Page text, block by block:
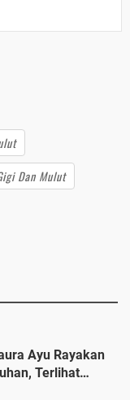
Dan Mulut
Ayu Rayakan
Terlihat